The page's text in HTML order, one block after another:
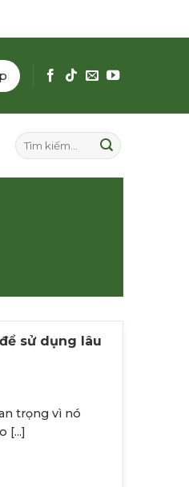
Tìm
kiếm:
sử dụng lâu
trọng vì nó
[...]